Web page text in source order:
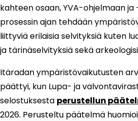
kahteen osaan, YVA-ohjelmaan ja
prosessin ajan tehdään
liittyviä erilaisia selvityksiä kuten
ja tärinäselvityksiä sekä
Itäradan ympäristövaikutusten
päättyi, kun Lupa- ja
selostuksesta perustellun
2026. Perusteltu päätelmä